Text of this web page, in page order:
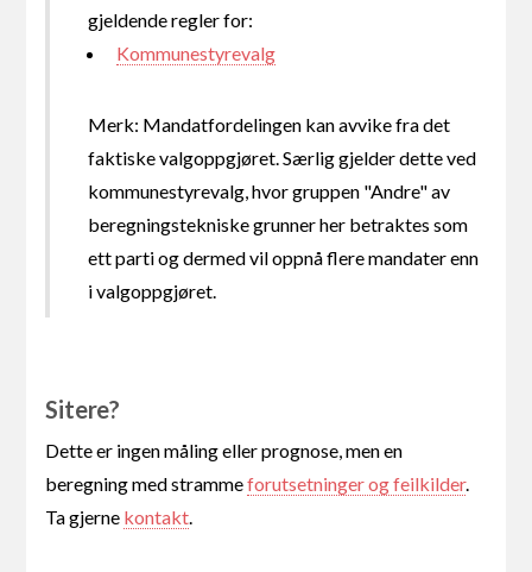
gjeldende regler for:
Kommunestyrevalg
Merk: Mandatfordelingen kan avvike fra det
faktiske valgoppgjøret. Særlig gjelder dette ved
kommunestyrevalg, hvor gruppen "Andre" av
beregningstekniske grunner her betraktes som
ett parti og dermed vil oppnå flere mandater enn
i valgoppgjøret.
Sitere?
Dette er ingen måling eller prognose, men en
beregning med strammeforutsetninger og feilkilder.
Ta gjerne kontakt.